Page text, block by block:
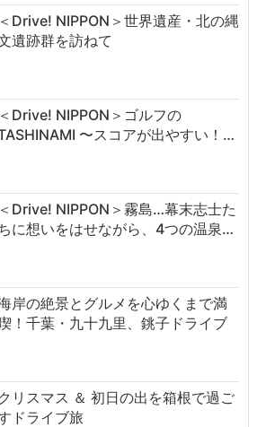
＜Drive! NIPPON＞世界遺産・北の縄
遺跡群を訪ねて
＜Drive! NIPPON＞ゴルフの
〜スコアが出やすい！…
＜Drive! NIPPON＞霧島…幕末志士た
に想いをはせながら、4つの温泉…
岸の絶景とグルメを心ゆくまで満
！千葉・九十九里、銚子ドライブ
クリスマス ＆ 初日の出を箱根で過ご
ドライブ旅